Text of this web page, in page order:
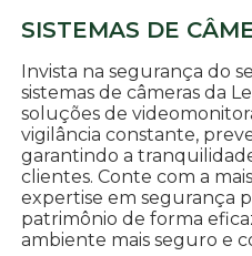
SISTEMAS DE
Invista na segurança do
sistemas de câmeras da
soluções de
vigilância constante,
garantindo a
clientes. Conte com a
expertise em segurança
patrimônio de forma
ambiente mais seguro e